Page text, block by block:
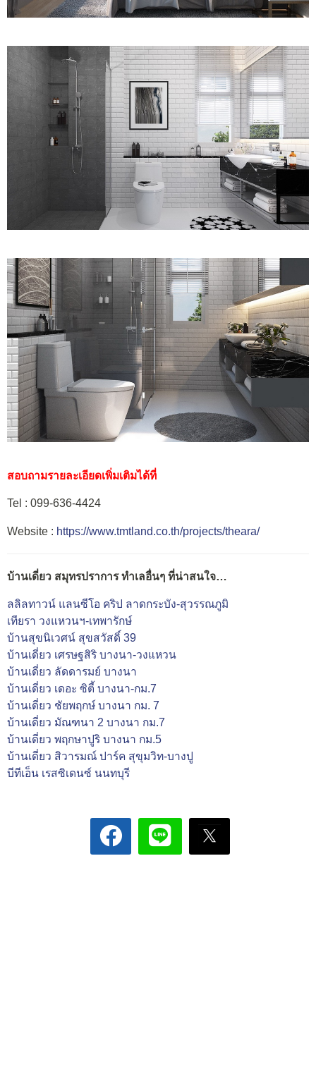
สอบถามรายละเอียดเพิ่มเติมได้ที่
Tel : 099-636-4424
Website : https://www.tmtland.co.th/projects/theara/
บ้านเดี่ยว สมุทรปราการ ทำเลอื่นๆ ที่น่าสนใจ…
ลลิลทาวน์ แลนซีโอ คริป ลาดกระบัง-สุวรรณภูมิ
เทียรา วงแหวนฯ-เทพารักษ์
บ้านสุขนิเวศน์ สุขสวัสดิ์ 39
บ้านเดี่ยว เศรษฐสิริ บางนา-วงแหวน
บ้านเดี่ยว ลัดดารมย์ บางนา
บ้านเดี่ยว เดอะ ซิตี้ บางนา-กม.7
บ้านเดี่ยว ชัยพฤกษ์ บางนา กม. 7
บ้านเดี่ยว มัณฑนา 2 บางนา กม.7
บ้านเดี่ยว พฤกษาปูริ บางนา กม.5
บ้านเดี่ยว สิวารมณ์ ปาร์ค สุขุมวิท-บางปู
บีทีเอ็น เรสซิเดนซ์ นนทบุรี